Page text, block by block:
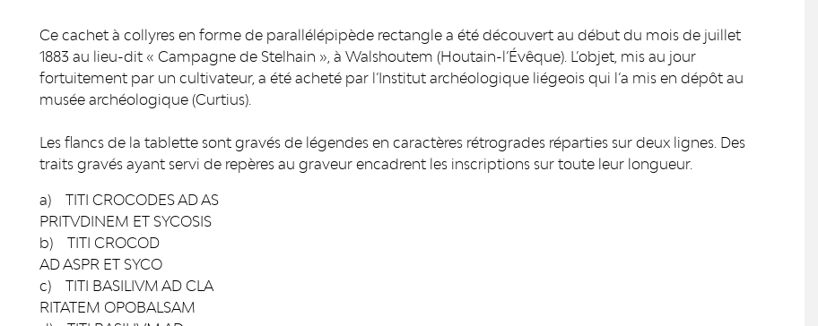
Ce cachet à collyres en forme de parallélépipède rectangle a été découvert au début du mois de juillet
1883 au lieu-dit « Campagne de Stelhain », à Walshoutem (Houtain-l’Évêque). L’objet, mis au jour
fortuitement par un cultivateur, a été acheté par l’Institut archéologique liégeois qui l’a mis en dépôt au
musée archéologique (Curtius).
Les flancs de la tablette sont gravés de légendes en caractères rétrogrades réparties sur deux lignes. Des
traits gravés ayant servi de repères au graveur encadrent les inscriptions sur toute leur longueur.
a) TITI CROCODES AD AS
PRITVDINEM ET SYCOSIS
b) TITI CROCOD
AD ASPR ET SYCO
c) TITI BASILIVM AD CLA
RITATEM OPOBALSAM